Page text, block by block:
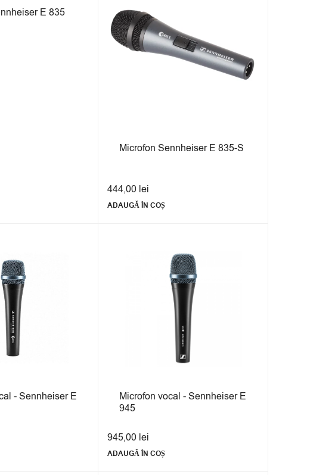
E 835
Microfon Sennheiser E 835-S
444,00 lei
ADAUGĂ ÎN COȘ
- Sennheiser E
Microfon vocal - Sennheiser E
945
945,00 lei
ADAUGĂ ÎN COȘ